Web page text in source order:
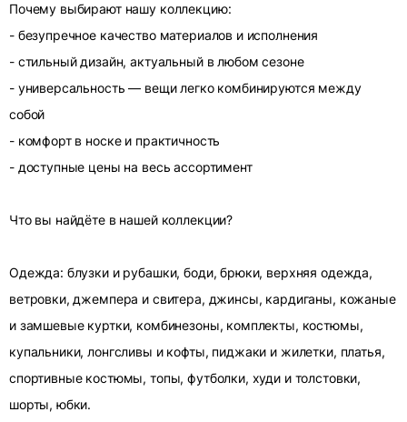
Почему выбирают нашу коллекцию:
- безупречное качество материалов и исполнения
- стильный дизайн, актуальный в любом сезоне
- универсальность — вещи легко комбинируются между
собой
- комфорт в носке и практичность
- доступные цены на весь ассортимент
Что вы найдёте в нашей коллекции?
Одежда: блузки и рубашки, боди, брюки, верхняя одежда,
ветровки, джемпера и свитера, джинсы, кардиганы, кожаные
и замшевые куртки, комбинезоны, комплекты, костюмы,
купальники, лонгсливы и кофты, пиджаки и жилетки, платья,
спортивные костюмы, топы, футболки, худи и толстовки,
шорты, юбки.